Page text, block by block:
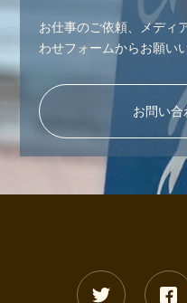
お仕事のご依頼、メディ
わせフォームからお願い
お問い